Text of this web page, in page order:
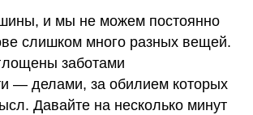
и мы не можем постоянно
слишком много разных вещей.
заботами
— делами, за обилием которых
Давайте на несколько минут